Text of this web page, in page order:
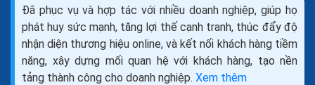
Ad+Seo+Marketing trọn gói
Việc phát triển thương hiệu cũng sẽ tạo thuận lợi khi
công ty tư vấn du học muốn mở rộng thị trường, khách
hàng sẽ dễ dàng đón nhận sản phẩm, dịch...
Đã phục vụ và hợp tác với nhiều doanh nghiệp, giúp họ
phát huy sức mạnh, tăng lợi thế cạnh tranh, thúc đẩy độ
nhận diện thương hiệu online, và kết nối khách hàng tiềm
năng, xây dựng mối quan hệ với khách hàng, tạo nền
tảng thành công cho doanh nghiệp. Xem thêm